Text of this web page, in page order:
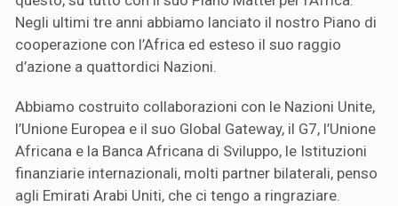
Negli ultimi tre anni abbiamo lanciato il nostro Piano di
cooperazione con l’Africa ed esteso il suo raggio
d’azione a quattordici Nazioni.
Abbiamo costruito collaborazioni con le Nazioni Unite,
l’Unione Europea e il suo Global Gateway, il G7, l’Unione
Africana e la Banca Africana di Sviluppo, le Istituzioni
finanziarie internazionali, molti partner bilaterali, penso
agli Emirati Arabi Uniti, che ci tengo a ringraziare.